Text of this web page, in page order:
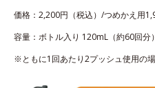
価格：2,200円（税込）/つめかえ用
容量：ボトル入り 120mL（約60回分
※ともに1回あたり2プッシュ使用の